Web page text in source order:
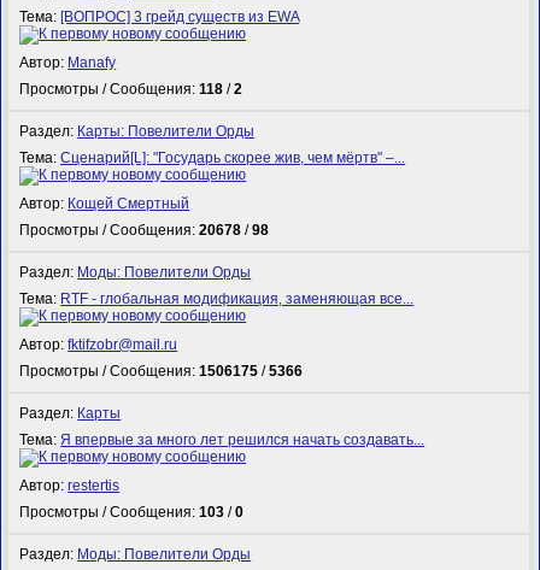
Тема: [ВОПРОС] 3 грейд существ из EWA
Автор: Manafy
Просмотры / Сообщения:118 /2
Раздел: Карты: Повелители Орды
Тема:Сценарий[L]: "Государь скорее жив, чем мёртв" –...
Автор: Кощей Смертный
Просмотры / Сообщения:20678 /98
Раздел: Моды: Повелители Орды
Тема: RTF - глобальная модификация, заменяющая все...
Автор:fktifzobr@mail.ru
Просмотры / Сообщения:1506175 /5366
Раздел: Карты
Тема:Я впервые за много лет решился начать создавать...
Автор:restertis
Просмотры / Сообщения:103 /0
Раздел: Моды: Повелители Орды